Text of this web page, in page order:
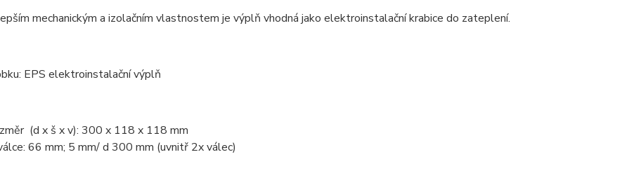
mechanickým a izolačním vlastnostem je výplň vhodná jako elektroinstalační krabice do zateplení.
EPS elektroinstalační výplň
(d x š x v): 300 x 118 x 118 mm
66 mm; 5 mm/ d 300 mm (uvnitř 2x válec)